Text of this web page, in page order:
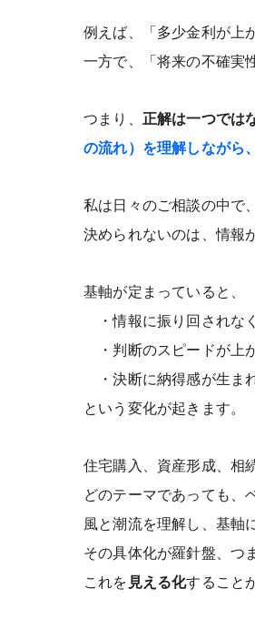
例えば、「多少金利が上
一方で、「将来の不確実
つまり、 正解は一つでは
の流れ）を理解しながら
私は日々のご相談の中で
決められないのは、情報
基軸が定まっていると、
・情報に振り回されな
・判断のスピードが上
・決断に納得感が生ま
という変化が起きます。
住宅購入、資産形成、相
どのテーマであっても、
風と潮流を理解し、基軸
その具体化が羅針盤、つ
これを 見える化すること